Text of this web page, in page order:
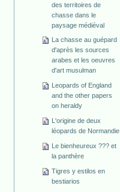
des territoires de
chasse dans le
paysage médiéval
La chasse au guépard
d'après les sources
arabes et les oeuvres
d'art musulman
Leopards of England
and the other papers
on heraldy
L'origine de deux
léopards de Normandie
Le bienheureux ??? et
la panthère
Tigres y estilos en
bestiarios